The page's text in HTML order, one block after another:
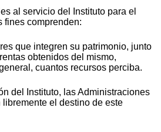
al servicio del Instituto para el
fines comprenden:
que integren su patrimonio, junto
obtenidos del mismo,
cuantos recursos perciba.
del Instituto, las Administraciones
el destino de este